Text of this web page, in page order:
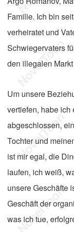
Familie. Ich bin
verheiratet und
Schwiegervaters
den illegalen
Um unsere
vertiefen, habe ich
abgeschlossen,
Tochter und
ist mir egal, die
laufen, ich weiß,
unsere Geschäfte
Geschäft der
was ich tue,